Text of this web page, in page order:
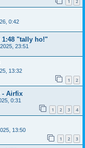
1 2
0:42
1:48 "tally ho!"
23:51
13:32
1 2
- Airfix
0:31
1 2 3 4
13:50
1 2 3